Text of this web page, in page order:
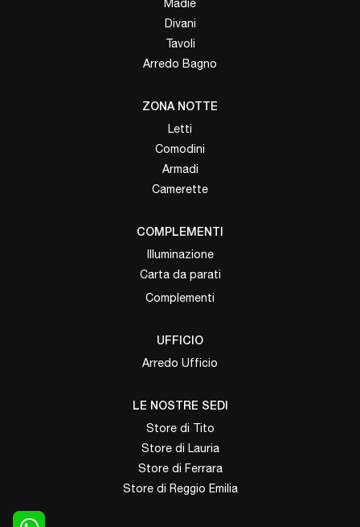
Madie
Divani
Tavoli
Arredo Bagno
ZONA NOTTE
Letti
Comodini
Armadi
Camerette
COMPLEMENTI
Illuminazione
Carta da parati
Complementi
UFFICIO
Arredo Ufficio
LE NOSTRE SEDI
Store di Tito
Store di Lauria
Store di Ferrara
Store di Reggio Emilia